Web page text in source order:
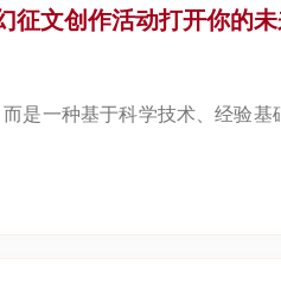
征文创作活动打开你的
是一种基于科学技术、经验